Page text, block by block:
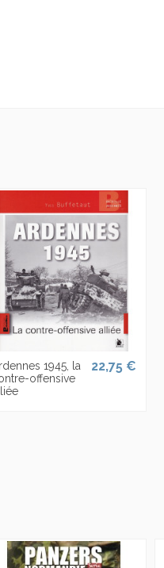
1945, la
offensive
22,75 €